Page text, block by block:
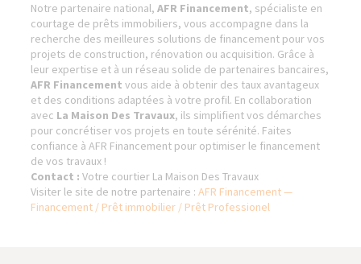
Notre partenaire national,AFR Financement, spécialiste en
courtage de prêts immobiliers, vous accompagne dans la
recherche des meilleures solutions de financement pour vos
projets de construction, rénovation ou acquisition. Grâce à
leur expertise et à un réseau solide de partenaires bancaires,
AFR Financement vous aide à obtenir des taux avantageux
et des conditions adaptées à votre profil. En collaboration
avec La Maison Des Travaux, ils simplifient vos démarches
pour concrétiser vos projets en toute sérénité. Faites
confiance à AFR Financement pour optimiser le financement
de vos travaux !
Contact :Votre courtier La Maison Des Travaux
Visiter le site de notre partenaire :AFR Financement —
Financement / Prêt immobilier / Prêt Professionel